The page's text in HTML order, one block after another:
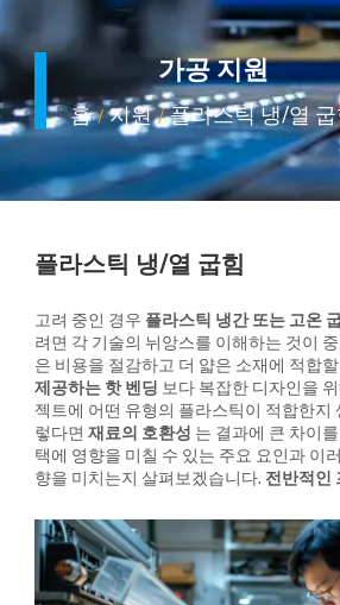
가공 지원
홈 / 지원 / 플라스틱 냉/열
플라스틱 냉/열 굽힘
고려 중인 경우 플라스틱 냉간 또는 고온
려면 각 기술의 뉘앙스를 이해하는 것이
은 비용을 절감하고 더 얇은 소재에 적합
제공하는 핫 벤딩 보다 복잡한 디자인을
젝트에 어떤 유형의 플라스틱이 적합한지
렇다면 재료의 호환성 는 결과에 큰 차이
택에 영향을 미칠 수 있는 주요 요인과 이
향을 미치는지 살펴보겠습니다. 전반적인